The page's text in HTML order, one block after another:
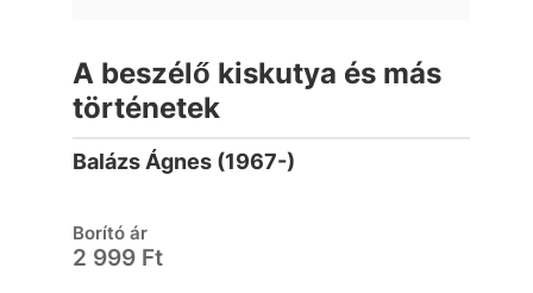
A beszélő kiskutya és más
történetek
Balázs Ágnes (1967-)
Borító ár
2 999 Ft